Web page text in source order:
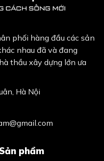
phối hàng đầu các sản
nhau đã và đang
thầu xây dựng lớn ưa
Hà Nội
Sản phẩm